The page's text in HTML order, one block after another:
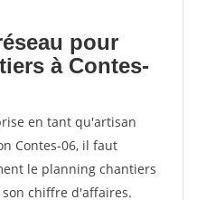
pour
à Contes-
en tant qu'artisan
Contes-06, il faut
le planning chantiers
chiffre d'affaires.